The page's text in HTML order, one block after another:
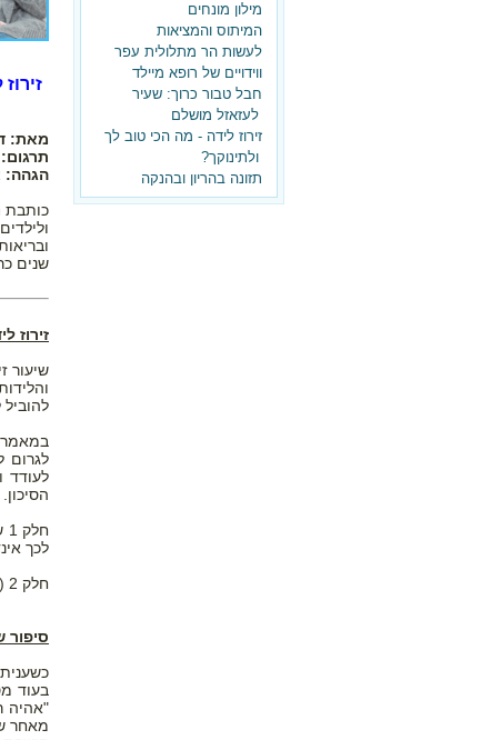
מילון מונחים
המיתוס והמציאות
לעשות הר מתלולית עפר
ווידויים של רופא מיילד
חבל טבור כרוך: שעיר
לעזאזל מושלם
זירוז לידה - מה הכי טוב לך
ולתינוקך?
תזונה בהריון ובהנקה
מאת:
הגהה:
כותבת
שנים
זירוז
שיעור
במאמר
לגרום
לעודד
הסיכון.
לכך
חלק 2 (שיגיע בשבוע הבא) דן בבטיחות, יעילות והסכנות של חלופות טבעיות לזירוז לידה.
סיפור
מאחר